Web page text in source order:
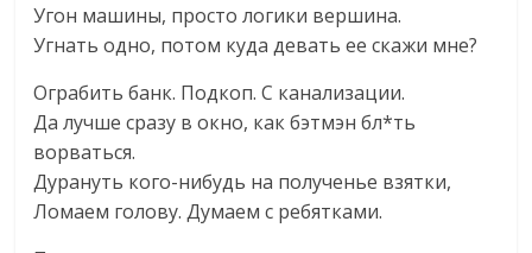
Угон машины, просто логики вершина.
Угнать одно, потом куда девать ее скажи мне?
Ограбить банк. Подкоп. С канализации.
Да лучше сразу в окно, как бэтмэн бл*ть
ворваться.
Дурануть кого-нибудь на полученье взятки,
Ломаем голову. Думаем с ребятками.